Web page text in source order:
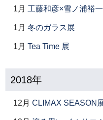
1月 工藤和彦×雪ノ浦裕
1月 冬のガラス展
1月 Tea Time 展
2018年
12月 CLIMAX SEASON